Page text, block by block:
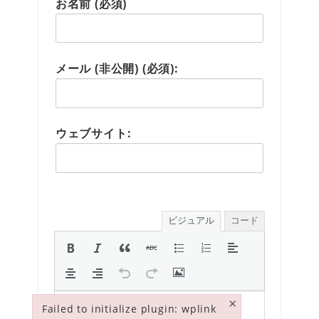
お名前 (必須)
メール (非公開) (必須):
ウェブサイト:
ビジュアル コード
Failed to initialize plugin: wplink ×